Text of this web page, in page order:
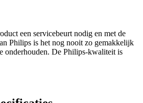
een servicebeurt nodig en met de
Philips is het nog nooit zo gemakkelijk
onderhouden. De Philips-kwaliteit is